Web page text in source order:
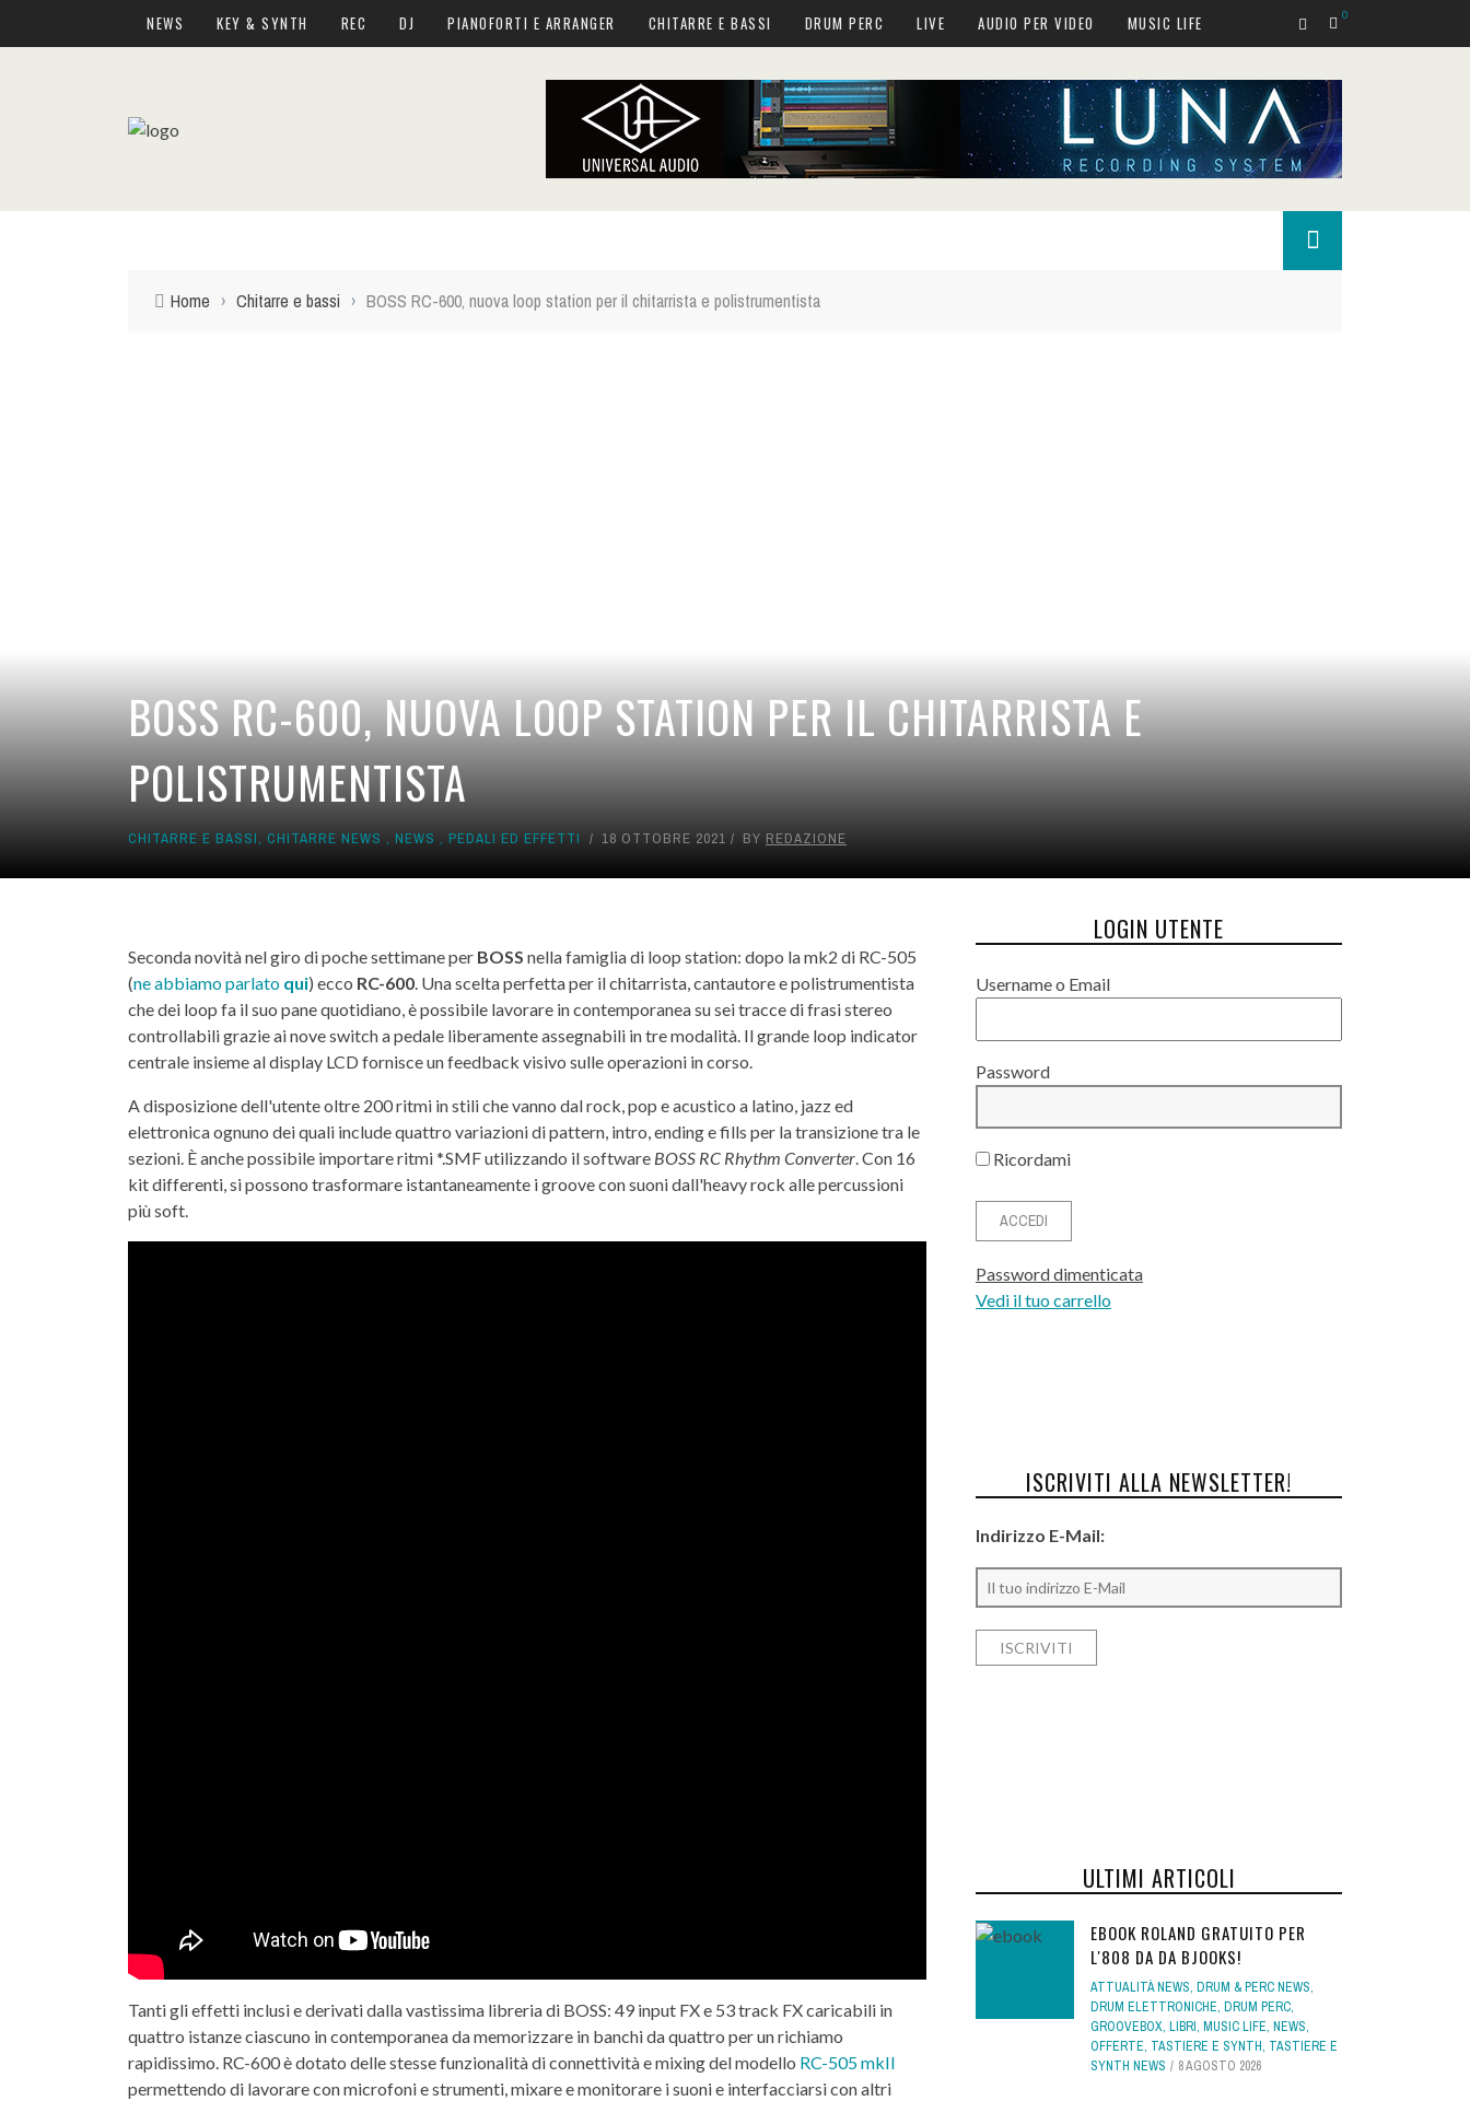
NEWS KEY & SYNTH REC DJ PIANOFORTI E ARRANGER CHITARRE E BASSI DRUM PERC LIVE AUDIO PER VIDEO MUSIC LIFE 0
Home › Chitarre e bassi › BOSS RC-600, nuova loop station per il chitarrista e polistrumentista
BOSS RC-600, NUOVA LOOP STATION PER IL CHITARRISTA E
POLISTRUMENTISTA
CHITARRE E BASSI, CHITARRE NEWS , NEWS , PEDALI ED EFFETTI 18 OTTOBRE 2021 BY REDAZIONE
Seconda novità nel giro di poche settimane per BOSS nella famiglia di loop station: dopo la mk2 di RC-505
(ne abbiamo parlato qui) ecco RC-600. Una scelta perfetta per il chitarrista, cantautore e polistrumentista
che dei loop fa il suo pane quotidiano, è possibile lavorare in contemporanea su sei tracce di frasi stereo
controllabili grazie ai nove switch a pedale liberamente assegnabili in tre modalità. Il grande loop indicator
centrale insieme al display LCD fornisce un feedback visivo sulle operazioni in corso.
A disposizione dell'utente oltre 200 ritmi in stili che vanno dal rock, pop e acustico a latino, jazz ed
elettronica ognuno dei quali include quattro variazioni di pattern, intro, ending e fills per la transizione tra le
sezioni. È anche possibile importare ritmi *.SMF utilizzando il software BOSS RC Rhythm Converter. Con 16
kit differenti, si possono trasformare istantaneamente i groove con suoni dall'heavy rock alle percussioni
più soft.
Tanti gli effetti inclusi e derivati dalla vastissima libreria di BOSS: 49 input FX e 53 track FX caricabili in
quattro istanze ciascuno in contemporanea da memorizzare in banchi da quattro per un richiamo
rapidissimo. RC-600 è dotato delle stesse funzionalità di connettività e mixing del modello RC-505 mkII
permettendo di lavorare con microfoni e strumenti, mixare e monitorare i suoni e interfacciarsi con altri
LOGIN UTENTE
Username o Email
Password
Ricordami
Password dimenticata
Vedi il tuo carrello
ISCRIVITI ALLA NEWSLETTER!
Indirizzo E-Mail:
ULTIMI ARTICOLI
EBOOK ROLAND GRATUITO PER
L'808 DA DA BJOOKS!
ATTUALITÀ NEWS, DRUM & PERC NEWS,
DRUM ELETTRONICHE, DRUM PERC,
GROOVEBOX, LIBRI, MUSIC LIFE, NEWS,
OFFERTE, TASTIERE E SYNTH, TASTIERE E
SYNTH NEWS
8 AGOSTO 2026